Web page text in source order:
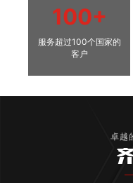
100+
服务超过100个国家的
客户
卓越